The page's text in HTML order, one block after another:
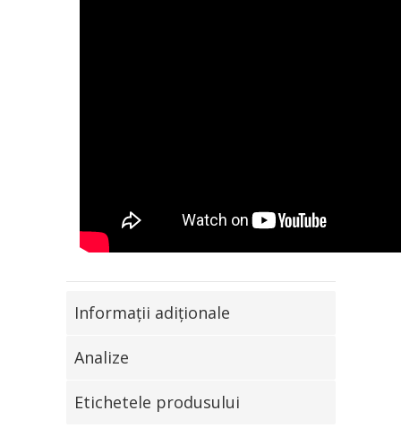
Informaţii adiţionale
Analize
Etichetele produsului